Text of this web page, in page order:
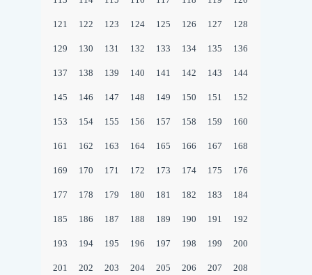
121 122 123 124 125 126 127 128
129 130 131 132 133 134 135 136
137 138 139 140 141 142 143 144
145 146 147 148 149 150 151 152
153 154 155 156 157 158 159 160
161 162 163 164 165 166 167 168
169 170 171 172 173 174 175 176
177 178 179 180 181 182 183 184
185 186 187 188 189 190 191 192
193 194 195 196 197 198 199 200
201 202 203 204 205 206 207 208